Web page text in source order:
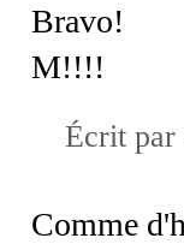
Bravo!
M!!!!
Écrit par
Comme